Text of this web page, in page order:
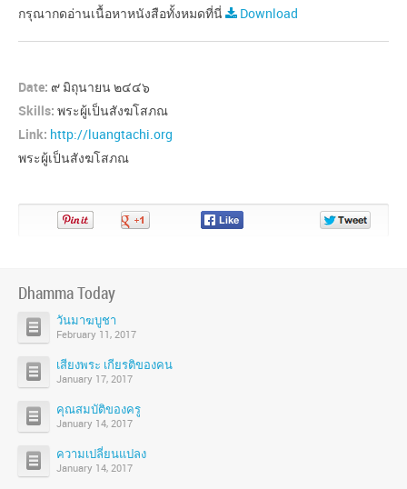
กรุณากดอ่านเนื้อหาหนังสือทั้งหมดที่นี่
Download
Date: ๙ มิถุนายน ๒๔๔๖
Skills: พระผู้เป็นสังฆโสภณ
Link: http://luangtachi.org
พระผู้เป็นสังฆโสภณ
Share
Dhamma Today
วันมาฆบูชา
February 11, 2017
เสียงพระ เกียรติของคน
January 17, 2017
คุณสมบัติของครู
January 14, 2017
ความเปลี่ยนแปลง
January 14, 2017